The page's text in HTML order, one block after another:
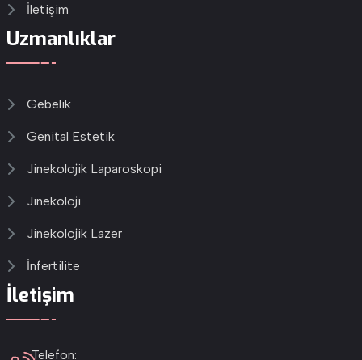
İletişim
Uzmanlıklar
Gebelik
Genital Estetik
Jinekolojik Laparoskopi
Jinekoloji
Jinekolojik Lazer
İnfertilite
İletişim
Telefon: